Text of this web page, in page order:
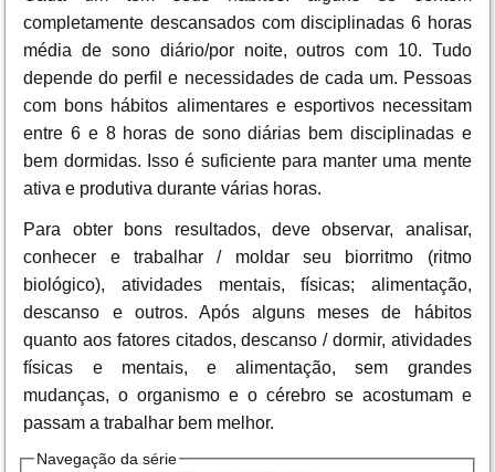
completamente descansados com disciplinadas 6 horas
média de sono diário/por noite, outros com 10. Tudo
depende do perfil e necessidades de cada um. Pessoas
com bons hábitos alimentares e esportivos necessitam
entre 6 e 8 horas de sono diárias bem disciplinadas e
bem dormidas. Isso é suficiente para manter uma mente
ativa e produtiva durante várias horas.
Para obter bons resultados, deve observar, analisar,
conhecer e trabalhar / moldar seu biorritmo (ritmo
biológico), atividades mentais, físicas; alimentação,
descanso e outros. Após alguns meses de hábitos
quanto aos fatores citados, descanso / dormir, atividades
físicas e mentais, e alimentação, sem grandes
mudanças, o organismo e o cérebro se acostumam e
passam a trabalhar bem melhor.
Navegação da série